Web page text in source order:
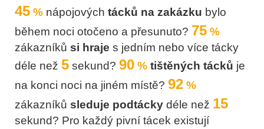
45 % nápojových tácků na zakázku bylo
během noci otočeno a přesunuto? 75 %
zákazníků si hraje s jedním nebo více tácky
déle než 5 sekund? 90 % tištěných tácků je
na konci noci na jiném místě? 92 %
zákazníků sleduje podtácky déle než 15
sekund? Pro každý pivní tácek existují